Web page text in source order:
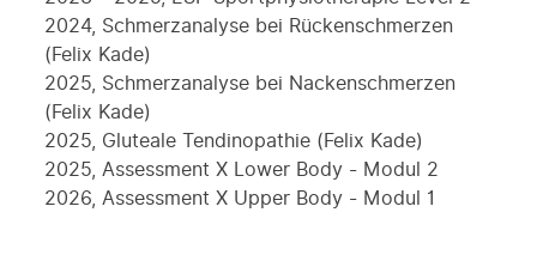
2024, Schmerzanalyse bei Rückenschmerzen
(Felix Kade)
2025, Schmerzanalyse bei Nackenschmerzen
(Felix Kade)
2025, Gluteale Tendinopathie (Felix Kade)
2025, Assessment X Lower Body - Modul 2
2026, Assessment X Upper Body - Modul 1